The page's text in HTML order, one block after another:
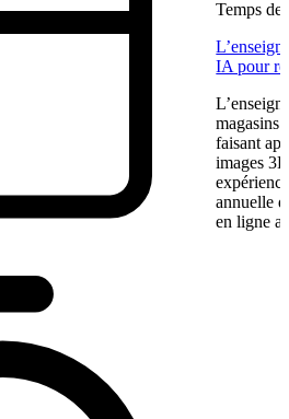
Temps de
IA pour
magasins
faisant
images
annuelle
en ligne